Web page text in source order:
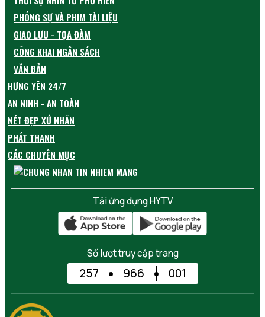
PHÓNG SỰ VÀ PHIM TÀI LIỆU
GIAO LƯU - TỌA ĐÀM
CÔNG KHAI NGÂN SÁCH
VĂN BẢN
HƯNG YÊN 24/7
AN NINH - AN TOÀN
NÉT ĐẸP XỨ NHÃN
PHÁT THANH
CÁC CHUYÊN MỤC
Tải ứng dụng HYTV
Số lượt truy cập trang
257 966 001